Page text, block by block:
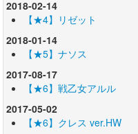
2018-02-14
【★4】リゼット
2018-01-14
【★5】ナソス
2017-08-17
【★6】戦乙女アルル
2017-05-02
【★6】クレス ver.HW